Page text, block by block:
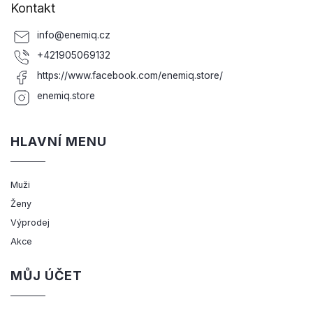
Kontakt
info@enemiq.cz
+421905069132
https://www.facebook.com/enemiq.store/
enemiq.store
HLAVNÍ MENU
Muži
Ženy
Výprodej
Akce
MŮJ ÚČET